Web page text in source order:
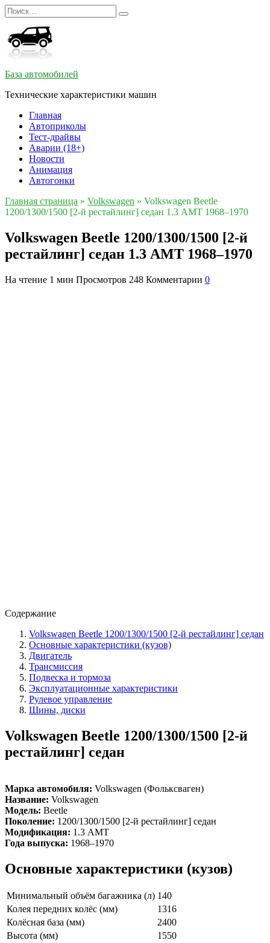
Перейти
к
содержанию
Search
for:
База автомобилей
Технические характеристики машин
Главная
Автоприколы
Тест-драйвы
Аварии (18+)
Новости
Анимация
Автогонки
Главная страница » Volkswagen » Volkswagen Beetle
1200/1300/1500 [2-й рестайлинг] седан 1.3 AMT 1968–1970
Volkswagen Beetle 1200/1300/1500 [2-й
рестайлинг] седан 1.3 AMT 1968–1970
На чтение 1 мин Просмотров 248 Комментарии 0
Содержание
Volkswagen Beetle 1200/1300/1500 [2-й рестайлинг] седан
Основные характеристики (кузов)
Двигатель
Трансмиссия
Подвеска и тормоза
Эксплуатационные характеристики
Рулевое управление
Шины, диски
Volkswagen Beetle 1200/1300/1500 [2-й
рестайлинг] седан
Марка автомобиля: Volkswagen (Фольксваген)
Название: Volkswagen
Модель: Beetle
Поколение: 1200/1300/1500 [2-й рестайлинг] седан
Модификация: 1.3 AMT
Года выпуска: 1968–1970
Основные характеристики (кузов)
Минимальный объём багажника (л) 140
Колея передних колёс (мм)
1316
Колёсная база (мм)
2400
Высота (мм)
1550